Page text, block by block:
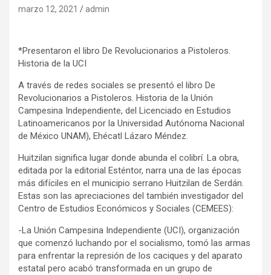
marzo 12, 2021 admin
*Presentaron el libro De Revolucionarios a Pistoleros.
Historia de la UCI
A través de redes sociales se presentó el libro De
Revolucionarios a Pistoleros. Historia de la Unión
Campesina Independiente, del Licenciado en Estudios
Latinoamericanos por la Universidad Autónoma Nacional
de México UNAM), Ehécatl Lázaro Méndez.
Huitzilan significa lugar donde abunda el colibrí. La obra,
editada por la editorial Esténtor, narra una de las épocas
más difíciles en el municipio serrano Huitzilan de Serdán.
Estas son las apreciaciones del también investigador del
Centro de Estudios Económicos y Sociales (CEMEES):
-La Unión Campesina Independiente (UCI), organización
que comenzó luchando por el socialismo, tomó las armas
para enfrentar la represión de los caciques y del aparato
estatal pero acabó transformada en un grupo de